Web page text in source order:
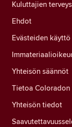
Kuluttajien
Ehdot
Evästeiden käyttö
Yhteisön säännöt
Tietoa
Yhteisön tiedot